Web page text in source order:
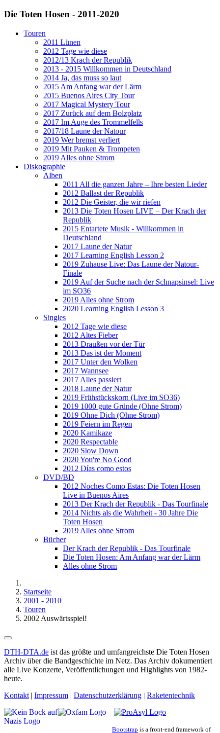
Die Toten Hosen - 2011-2020
Touren
2011 Lünen
2012 Tage wie diese
2012/13 Krach der Republik
2013 - 2015 Willkommen in Deutschland
2014 Ja, das muss so laut
2015 Am Anfang war der Lärm
2015 Buenos Aires City Tour
2017 Magical Mystery Tour
2017 Zurück auf dem Bolzplatz
2017 Im Auge des Trommelfells
2017/18 Laune der Natour
2019 Wer bremst verliert
2019 Mit Pauken & Trompeten
2019 Alles ohne Strom
Diskographie
Alben
2011 All die ganzen Jahre – Ihre besten Lieder
2012 Ballast der Republik
2012 Die Geister, die wir riefen
2013 Die Toten Hosen LIVE – Der Krach der
Republik
2015 Entartete Musik - Willkommen in
Deutschland
2017 Laune der Natur
2017 Learning English Lesson 2
2019 Zuhause Live: Das Laune der Natour-
Finale
2019 Auf der Suche nach der Schnapsinsel: Live
im SO36
2019 Alles ohne Strom
2020 Learning English Lesson 3
Singles
2012 Tage wie diese
2012 Altes Fieber
2013 Draußen vor der Tür
2013 Das ist der Moment
2017 Unter den Wolken
2017 Wannsee
2017 Alles passiert
2018 Laune der Natur
2019 Frühstückskorn (Live im SO36)
2019 1000 gute Gründe (Ohne Strom)
2019 Ohne Dich (Ohne Strom)
2019 Feiern im Regen
2020 Kamikaze
2020 Respectable
2020 Slow Down
2020 You're No Good
2012 Días como estos
DVD/BD
2012 Noches Como Estas: Die Toten Hosen
Live in Buenos Aires
2013 Der Krach der Republik - Das Tourfinale
2014 Nichts als die Wahrheit - 30 Jahre Die
Toten Hosen
2019 Alles ohne Strom
Bücher
Der Krach der Republik - Das Tourfinale
Die Toten Hosen: Am Anfang war der Lärm
Alles ohne Strom
Startseite
2001 - 2010
Touren
2002 Auswärtsspiel!
DTH-DTA.de ist das größte und umfangreichste Die Toten Hosen
Archiv über die Bandgeschichte im Netz. Das Archiv dokumentiert
alle Live Konzerte, Veröffentlichungen und Highlights von 1982-
heute.
Kontakt | Impressum | Datenschutzerklärung | Raketentechnik
Bootstrap is a front-end framework of